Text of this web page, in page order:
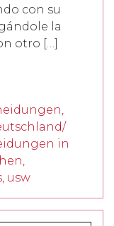
con su
la
otro […]
in
usw